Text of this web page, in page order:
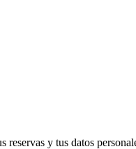
reservas y tus datos